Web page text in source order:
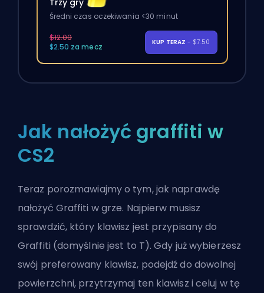
Średni czas oczekiwania <30 minut
$12.00
$2.50 za mecz
KUP TERAZ - $7.50
Jak nałożyć graffiti w
CS2
Teraz porozmawiajmy o tym, jak naprawdę
nałożyć Graffiti w grze. Najpierw musisz
sprawdzić, który klawisz jest przypisany do
Graffiti (domyślnie jest to T). Gdy już wybierzesz
swój preferowany klawisz, podejdź do dowolnej
powierzchni, przytrzymaj ten klawisz i celuj w tę